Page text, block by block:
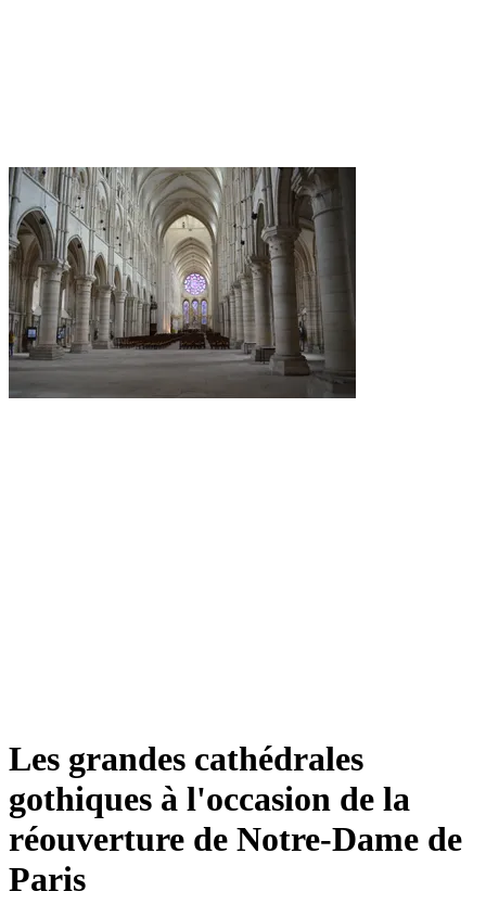
Les grandes cathédrales
gothiques à l'occasion de la
réouverture de Notre-Dame de
Paris